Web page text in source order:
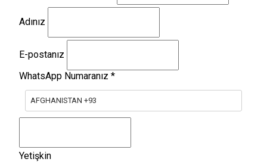
Adınız
E-postanız
WhatsApp Numaranız *
AFGHANISTAN +93
Yetişkin